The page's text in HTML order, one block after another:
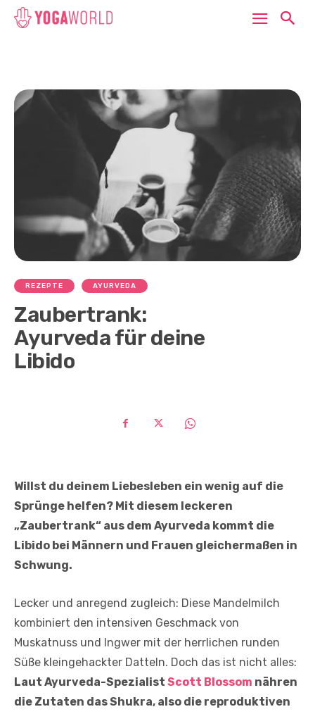
REZEPTE AYURVEDA
Zaubertrank:
Ayurveda für deine
Libido
Willst du deinem Liebesleben ein wenig auf die
Sprünge helfen? Mit diesem leckeren
„Zaubertrank“ aus dem Ayurveda kommt die
Libido bei Männern und Frauen gleichermaßen in
Schwung.
Lecker und anregend zugleich: Diese Mandelmilch
kombiniert den intensiven Geschmack von
Muskatnuss und Ingwer mit der herrlichen runden
Süße kleingehackter Datteln. Doch das ist nicht alles:
Laut Ayurveda-Spezialist Scott Blossom nähren
die Zutaten das Shukra, also die reproduktiven